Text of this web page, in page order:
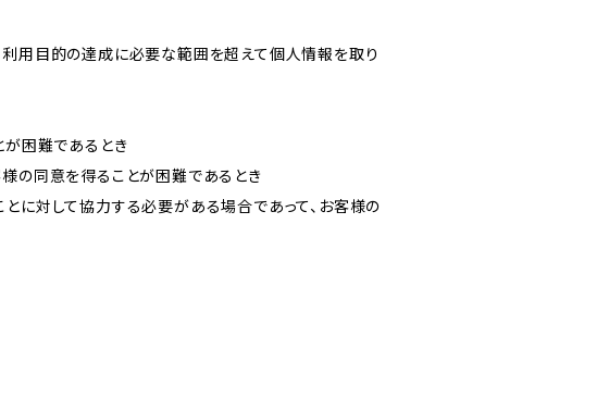
利用目的の達成に必要な範囲を超えて個人情報を取り
が困難であるとき
の同意を得ることが困難であるとき
に対して協力する必要がある場合であって、お客様の